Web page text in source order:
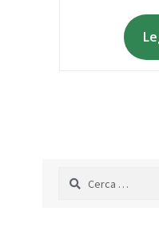
Ricerca
per: